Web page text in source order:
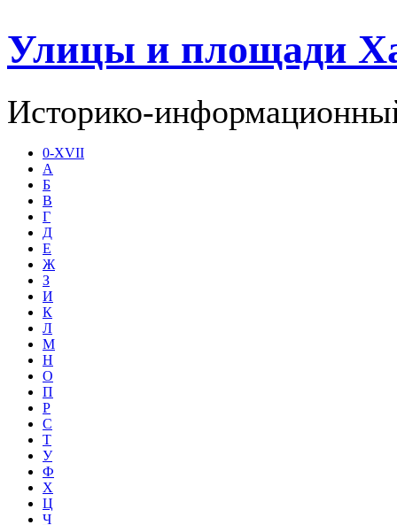
Улицы и площади
Историко-
0-XVII
А
Б
В
Г
Д
Е
Ж
З
И
К
Л
М
Н
О
П
Р
С
Т
У
Ф
Х
Ц
Ч